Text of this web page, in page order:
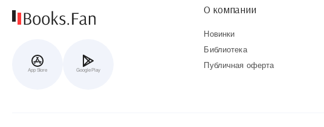
App Store Google Play
О компании
Новинки
Библиотека
Публичная оферта